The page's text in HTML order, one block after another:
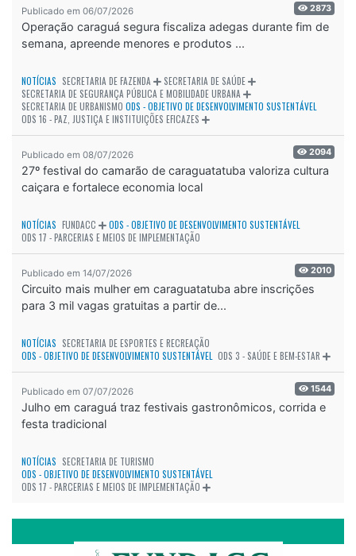
Publicado em 06/07/2026 2873
Operação caraguá segura fiscaliza adegas durante fim de
semana, apreende menores e produtos ...
NOTÍCIAS SECRETARIA DE FAZENDA
SECRETARIA DE SAÚDE
SECRETARIA DE SEGURANÇA PÚBLICA E MOBILIDADE URBANA
SECRETARIA DE URBANISMO ODS - OBJETIVO DE DESENVOLVIMENTO SUSTENTÁVEL
ODS 16 - PAZ, JUSTIÇA E INSTITUIÇÕES EFICAZES
Publicado em 08/07/2026 2094
27º festival do camarão de caraguatatuba valoriza cultura
caiçara e fortalece economia local
NOTÍCIAS FUNDACC
ODS - OBJETIVO DE DESENVOLVIMENTO SUSTENTÁVEL
ODS 17 - PARCERIAS E MEIOS DE IMPLEMENTAÇÃO
Publicado em 14/07/2026 2010
Circuito mais mulher em caraguatatuba abre inscrições
para 3 mil vagas gratuitas a partir de...
NOTÍCIAS SECRETARIA DE ESPORTES E RECREAÇÃO
ODS - OBJETIVO DE DESENVOLVIMENTO SUSTENTÁVEL ODS 3 - SAÚDE E BEM-ESTAR
Publicado em 07/07/2026 1544
Julho em caraguá traz festivais gastronômicos, corrida e
festa tradicional
NOTÍCIAS SECRETARIA DE TURISMO
ODS - OBJETIVO DE DESENVOLVIMENTO SUSTENTÁVEL
ODS 17 - PARCERIAS E MEIOS DE IMPLEMENTAÇÃO